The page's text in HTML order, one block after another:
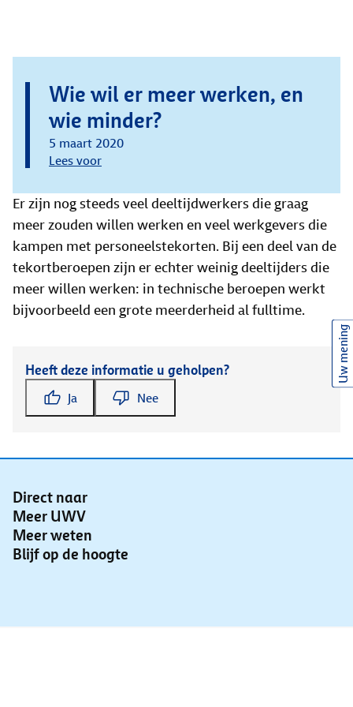
Wie wil er meer werken, en
wie minder?
5 maart 2020
Lees voor
Er zijn nog steeds veel deeltijdwerkers die graag
meer zouden willen werken en veel werkgevers die
kampen met personeelstekorten. Bij een deel van de
tekortberoepen zijn er echter weinig deeltijders die
meer willen werken: in technische beroepen werkt
bijvoorbeeld een grote meerderheid al fulltime.
Heeft deze informatie u geholpen?
Ja Nee
Direct naar
Meer UWV
Meer weten
Blijf op de hoogte
Uw mening